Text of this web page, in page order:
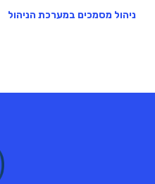
ניהול מסמכים במערכת הניהול